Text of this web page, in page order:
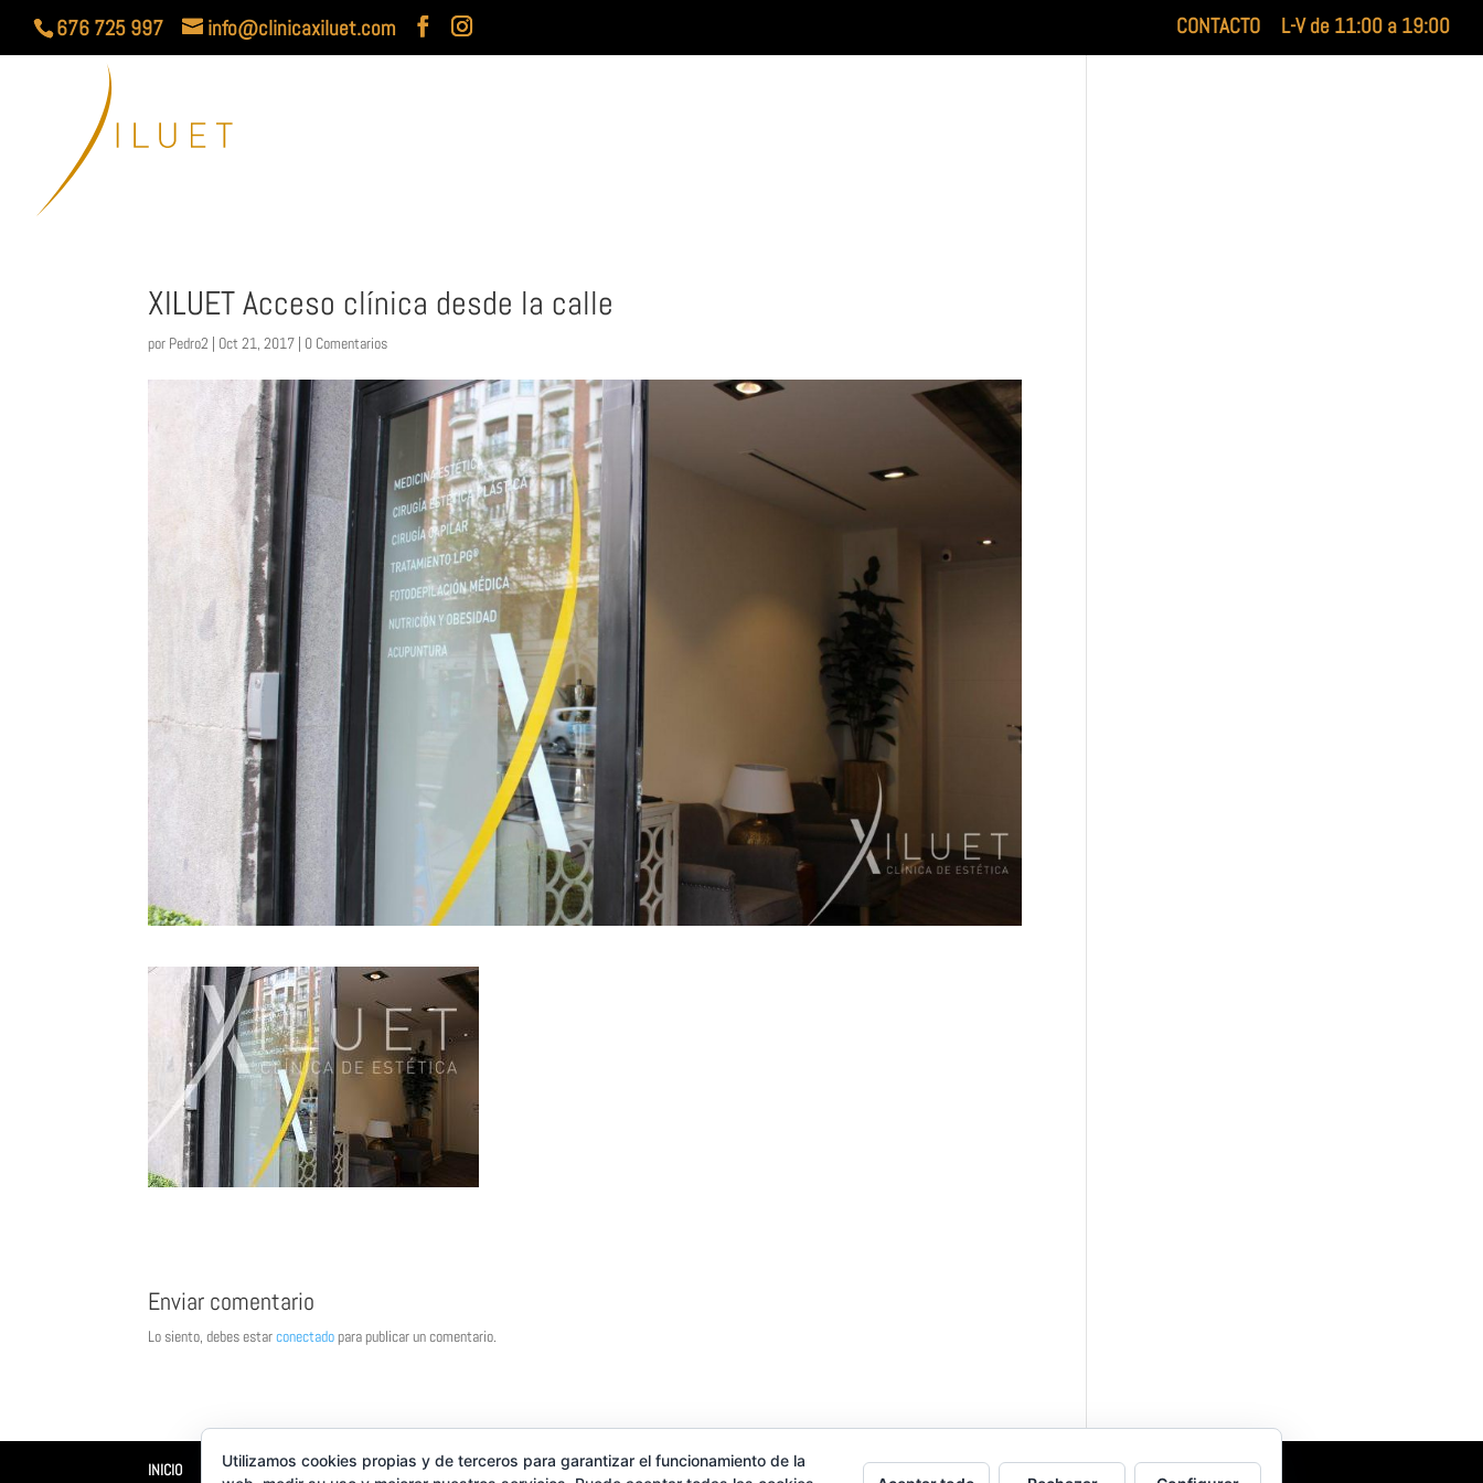
676 725 997 info@clinicaxiluet.com CONTACTO L-V de 11:00 a 19:00
XILUET Acceso clínica desde la calle
por Pedro2 | Oct 21, 2017 | 0 Comentarios
Enviar comentario
Lo siento, debes estarconectadopara publicar un comentario.
INICIO XILUET MEDICINA ESTÉTICA BELLEZA
Utilizamos cookies propias y de terceros para garantizar el funcionamiento de la